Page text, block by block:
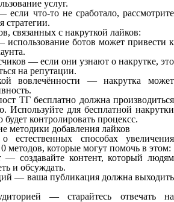
услуг.
если что-то не сработало, рассмотрите
стратегии.
связанных с накруткой лайков:
использование ботов может привести к
— если они узнают о накрутке, это
на репутации.
вовлечённости — накрутка может
ТГ бесплатно должна производиться
Используйте для бесплатной накрутки
контролировать процексс.
методики добавления лайков
естественных способах увеличения
методов, которые могут помочь в этом:
— создавайте контент, который людям
и обсуждать.
— ваша публикация должна выходить
— старайтесь отвечать на